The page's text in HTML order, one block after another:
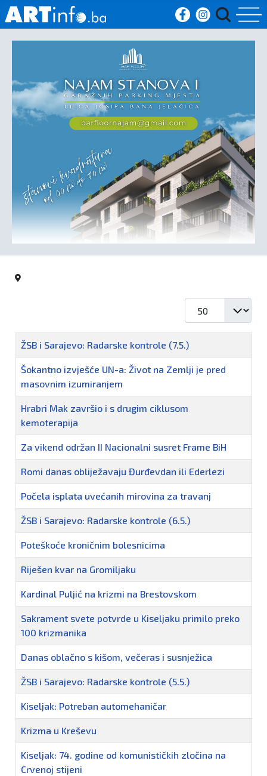
Vijesti
Sport
Crna
kronika
Politika
Naziv
ŽSB i Sarajevo: Radarske kontrole (7.5.)
Šokantno izvješće UN-a: Život na Zemlji je pred
masovnim izumiranjem
Hrabri Mak završio i s drugim ciklusom
kemoterapija
Za vikend održan II Nacionalni susret Frame BiH
Romi danas obliježavaju Đurđevdan ili Ederlezi
Počela isplata uvećanih mirovina za travanj
ŽSB i Sarajevo: Radarske kontrole (6.5.)
Poteškoće kroničnim bolesnicima
Riješen kvar na Gromiljaku
Kardinal Puljić na krizmi na Brestovskom
Sakrament svete potvrde u Kiseljaku primilo preko
100 krizmanika
Danas oblačno s kišom, večeras i susnježica
ŽSB i Sarajevo: Radarske kontrole (5.5.)
Kiseljak: Potreban automehaničar
Krizma u Kreševu
Kiseljak: 74. godine od komunističkih zločina na
Crvenoj stijeni